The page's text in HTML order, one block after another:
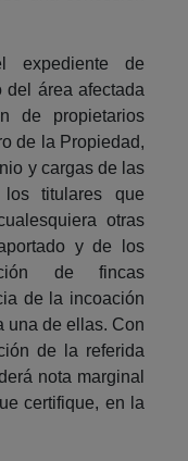
expediente de
área afectada
de propietarios
de la Propiedad,
y cargas de las
titulares que
otras
y de los
de fincas
de la incoación
una de ellas. Con
de la referida
nota marginal
certifique, en la